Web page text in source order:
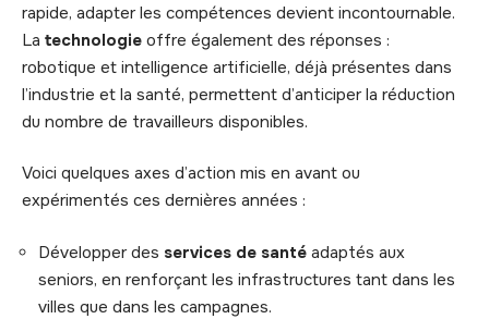
rapide, adapter les compétences devient incontournable.
La technologie offre également des réponses :
robotique et intelligence artificielle, déjà présentes dans
l’industrie et la santé, permettent d’anticiper la réduction
du nombre de travailleurs disponibles.
Voici quelques axes d’action mis en avant ou
expérimentés ces dernières années :
Développer des services de santé adaptés aux
seniors, en renforçant les infrastructures tant dans les
villes que dans les campagnes.